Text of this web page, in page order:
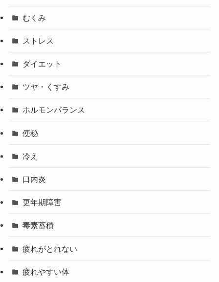
むくみ
ストレス
ダイエット
ツヤ・くすみ
ホルモンバランス
便秘
冷え
口内炎
更年期障害
毒素蓄積
疲れがとれない
疲れやすい体